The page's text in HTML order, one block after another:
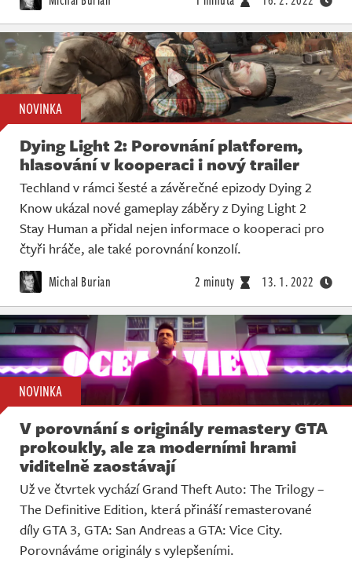
NOVINKA
Dying Light 2: Porovnání platforem,
hlasování v kooperaci i nový trailer
Techland v rámci šesté a závěrečné epizody Dying 2
Know ukázal nové gameplay záběry z Dying Light 2
Stay Human a přidal nejen informace o kooperaci pro
čtyři hráče, ale také porovnání konzolí.
Michal Burian 2 minuty 13. 1. 2022
NOVINKA
V porovnání s originály remastery GTA
prokoukly, ale za moderními hrami
viditelně zaostávají
Už ve čtvrtek vychází Grand Theft Auto: The Trilogy –
The Definitive Edition, která přináší remasterované
díly GTA 3, GTA: San Andreas a GTA: Vice City.
Porovnáváme originály s vylepšeními.